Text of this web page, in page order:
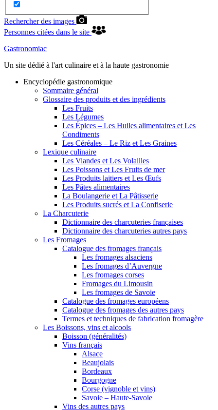
Rechercher des images
Personnes citées dans le site
Gastronomiac
Un site dédié à l'art culinaire et à la haute gastronomie
Encyclopédie gastronomique
Sommaire général
Glossaire des produits et des ingrédients
Les Fruits
Les Légumes
Les Épices – Les Huiles alimentaires et Les
Condiments
Les Céréales – Le Riz et Les Graines
Lexique culinaire
Les Viandes et Les Volailles
Les Poissons et Les Fruits de mer
Les Produits laitiers et Les Œufs
Les Pâtes alimentaires
La Boulangerie et La Pâtisserie
Les Produits sucrés et La Confiserie
La Charcuterie
Dictionnaire des charcuteries françaises
Dictionnaire des charcuteries autres pays
Les Fromages
Catalogue des fromages français
Les fromages alsaciens
Les fromages d’Auvergne
Les fromages corses
Fromages du Limousin
Les fromages de Savoie
Catalogue des fromages européens
Catalogue des fromages des autres pays
Termes et techniques de fabrication fromagère
Les Boissons, vins et alcools
Boisson (généralités)
Vins français
Alsace
Beaujolais
Bordeaux
Bourgogne
Corse (vignoble et vins)
Savoie – Haute-Savoie
Vins des autres pays